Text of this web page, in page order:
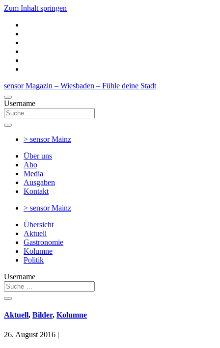
Zum Inhalt springen
sensor Magazin – Wiesbaden – Fühle deine Stadt
Username
> sensorMainz
Über uns
Abo
Media
Ausgaben
Kontakt
> sensorMainz
Übersicht
Aktuell
Gastronomie
Kolumne
Politik
Username
Aktuell, Bilder, Kolumne
26. August 2016 |